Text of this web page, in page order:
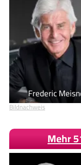
Frederic
Bildnachweis
Mehr